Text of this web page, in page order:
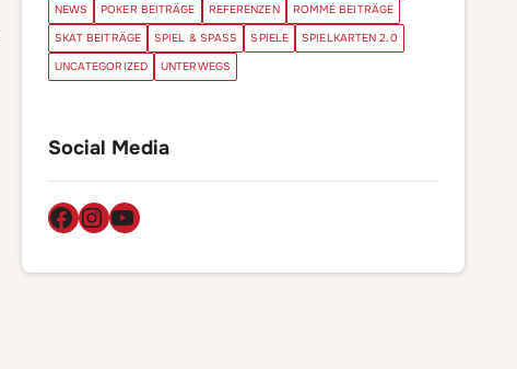
NEWS
POKER BEITRÄGE REFERENZEN
ROMMÉ BEITRÄGE
SKAT BEITRÄGE
SPIEL & SPASS SPIELE
SPIELKARTEN 2.0
UNCATEGORIZED
UNTERWEGS
Social Media
Facebook
Instagram
YouTube